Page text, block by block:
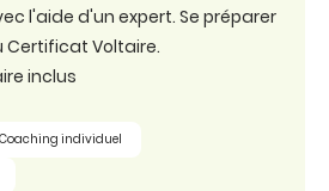
l'aide d'un expert. Se préparer
Voltaire.
inclus
Coaching individuel